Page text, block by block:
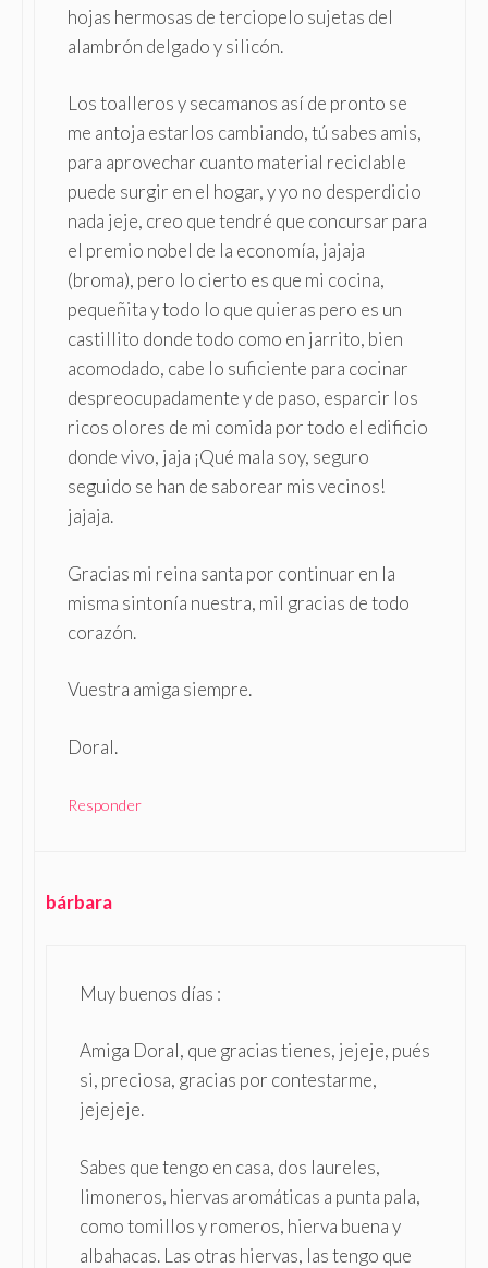
hojas hermosas de terciopelo sujetas del
alambrón delgado y silicón.
Los toalleros y secamanos así de pronto se
me antoja estarlos cambiando, tú sabes amis,
para aprovechar cuanto material reciclable
puede surgir en el hogar, y yo no desperdicio
nada jeje, creo que tendré que concursar para
el premio nobel de la economía, jajaja
(broma), pero lo cierto es que mi cocina,
pequeñita y todo lo que quieras pero es un
castillito donde todo como en jarrito, bien
acomodado, cabe lo suficiente para cocinar
despreocupadamente y de paso, esparcir los
ricos olores de mi comida por todo el edificio
donde vivo, jaja ¡Qué mala soy, seguro
seguido se han de saborear mis vecinos!
jajaja.
Gracias mi reina santa por continuar en la
misma sintonía nuestra, mil gracias de todo
corazón.
Vuestra amiga siempre.
Doral.
Responder
bárbara
Muy buenos días :
Amiga Doral, que gracias tienes, jejeje, pués
si, preciosa, gracias por contestarme,
jejejeje.
Sabes que tengo en casa, dos laureles,
limoneros, hiervas aromáticas a punta pala,
como tomillos y romeros, hierva buena y
albahacas. Las otras hiervas, las tengo que